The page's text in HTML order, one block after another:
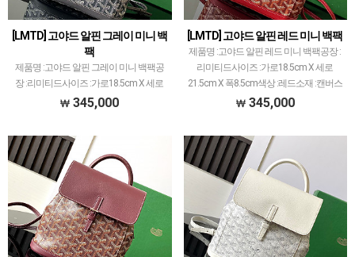
[LMTD] 고야드 알핀 그레이 미니 백
팩
제품명 :고야드 알핀 그레이 미니 백팩공
장 :리미티드사이즈 :가로18.5cm X 세로
21.5cm X 폭8.5cm색상 :그레이소재 :캔버
에…
345,000
[LMTD] 고야드 알핀 레드 미니 백팩
제품명 :고야드 알핀 레드 미니 백팩공장 :
리미티드사이즈 :가로18.5cm X 세로
21.5cm X 폭8.5cm색상 :레드소재 :캔버스
앤카프스킨고야드 레플 제품 중에서 개체
345,000